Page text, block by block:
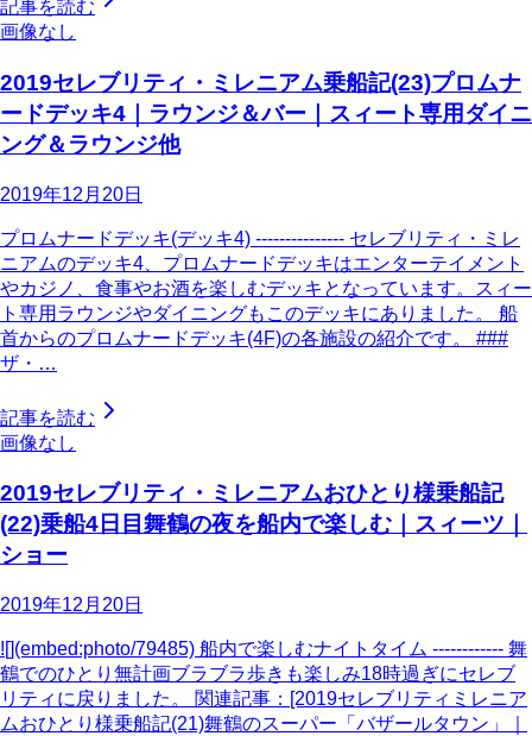
記事を読む
画像なし
2019セレブリティ・ミレニアム乗船記(23)プロムナ
ードデッキ4｜ラウンジ＆バー｜スィート専用ダイニ
ング＆ラウンジ他
2019年12月20日
プロムナードデッキ(デッキ4) --------------- セレブリティ・ミレ
ニアムのデッキ4、プロムナードデッキはエンターテイメント
やカジノ、食事やお酒を楽しむデッキとなっています。スィー
ト専用ラウンジやダイニングもこのデッキにありました。 船
首からのプロムナードデッキ(4F)の各施設の紹介です。 ###
ザ・…
記事を読む
画像なし
2019セレブリティ・ミレニアムおひとり様乗船記
(22)乗船4日目舞鶴の夜を船内で楽しむ｜スィーツ｜
ショー
2019年12月20日
![](embed:photo/79485) 船内で楽しむナイトタイム ------------ 舞
鶴でのひとり無計画ブラブラ歩きも楽しみ18時過ぎにセレブ
リティに戻りました。 関連記事：[2019セレブリティミレニア
ムおひとり様乗船記(21)舞鶴のスーパー「バザールタウン」｜